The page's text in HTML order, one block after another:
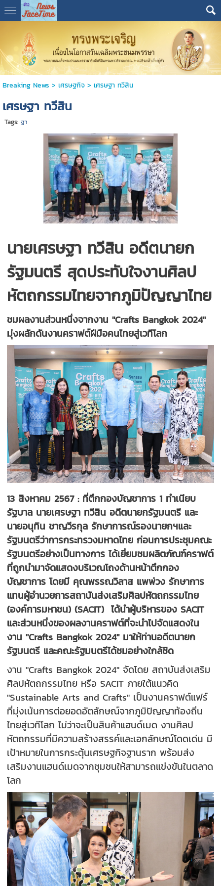
Breaking News > เศรษฐกิจ> เศรษฐา ทวีสิน
เศรษฐา ทวีสิน
Tags: ฐา
นายเศรษฐา ทวีสิน อดีตนายก
รัฐมนตรี สุดประทับใจงานศิลป
หัตถกรรมไทยจากภูมิปัญญาไทย
ชมผลงานส่วนหนึ่งจากงาน "Crafts Bangkok 2024"
มุ่งผลักดันงานคราฟต์ฝีมือคนไทยสู่เวทีโลก
13 สิงหาคม 2567 : ที่ตึกกองบัญชาการ 1 ทำเนียบ
รัฐบาล นายเศรษฐา ทวีสิน อดีตนายกรัฐมนตรี และ
นายอนุทิน ชาญวีรกุล รักษาการณ์รองนายกฯและ
รัฐมนตรีว่าการกระทรวงมหาดไทย ก่อนการประชุมคณะ
รัฐมนตรีอย่างเป็นทางการ ได้เยี่ยมชมผลิตภัณฑ์คราฟต์
ที่ถูกนำมาจัดแสดงบริเวณโถงด้านหน้าตึกกอง
บัญชาการ โดยมี คุณพรรณวิลาส แพพ่วง รักษาการ
แทนผู้อำนวยการสถาบันส่งเสริมศิลปหัตถกรรมไทย
(องค์การมหาชน) (SACIT) ได้นำผู้บริหารของ SACIT
และส่วนหนึ่งของผลงานคราฟต์ที่จะนำไปจัดแสดงใน
งาน "Crafts Bangkok 2024" มาให้ท่านอดีตนายก
รัฐมนตรี และคณะรัฐมนตรีได้ชมอย่างใกล้ชิด
งาน "Crafts Bangkok 2024" จัดโดย สถาบันส่งเสริม
ศิลปหัตถกรรมไทย หรือ SACIT ภายใต้แนวคิด
"Sustainable Arts and Crafts" เป็นงานคราฟต์แฟร์
ที่มุ่งเน้นการต่อยอดอัตลักษณ์จากภูมิปัญญาท้องถิ่น
ไทยสู่เวทีโลก ไม่ว่าจะเป็นสินค้าแฮนด์เมด งานศิลป
หัตถกรรมที่มีความสร้างสรรค์และเอกลักษณ์โดดเด่น มี
เป้าหมายในการกระตุ้นเศรษฐกิจฐานราก พร้อมส่ง
เสริมงานแฮนด์เมดจากชุมชนให้สามารถแข่งขันในตลาด
โลก